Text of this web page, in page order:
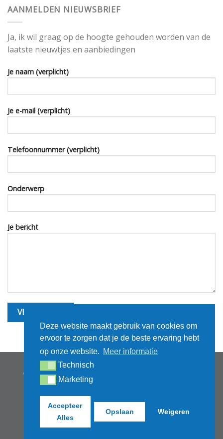
Deze website maakt gebruik van cookies om
ervoor te zorgen dat je de beste ervaring hebt
op onze website. Meer informatie
Technisch
Technisch
Marketing
Marketing
Accepteer
Alles
Opslaan Weigeren
AANMELDEN NIEUWSBRIEF
Ja, ik wil graag op de hoogte gehouden worden van de
laatste nieuwtjes en aanbiedingen
Je naam (verplicht)
Je e-mail (verplicht)
Telefoonnummer (verplicht)
Onderwerp
Je bericht
CONTACT
ALGEMENE VOORWAARDEN WADLOPEN
ALGEMENE VOORWAARDEN HOTEL
Copyright 2026 ©